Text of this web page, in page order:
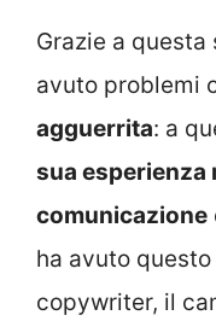
Grazie a questa
avuto problemi
agguerrita: a
sua esperienza
comunicazione
ha avuto
copywriter, il